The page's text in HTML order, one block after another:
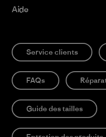
Aide
Service clients
FAQs
Guide des tailles